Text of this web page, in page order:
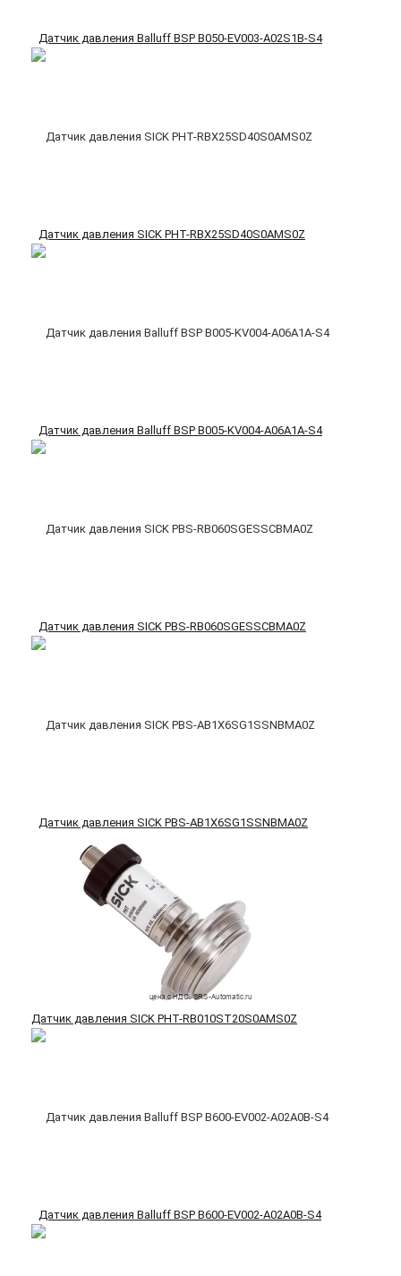
Датчик давления Balluff BSP B050-EV003-A02S1B-S4
Датчик давления SICK PHT-RBX25SD40S0AMS0Z
Датчик давления Balluff BSP B005-KV004-A06A1A-S4
Датчик давления SICK PBS-RB060SGESSCBMA0Z
Датчик давления SICK PBS-AB1X6SG1SSNBMA0Z
Датчик давления SICK PHT-RB010ST20S0AMS0Z
Датчик давления Balluff BSP B600-EV002-A02A0B-S4